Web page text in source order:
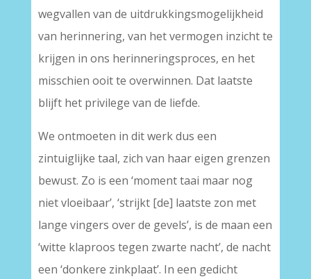
wegvallen van de uitdrukkingsmogelijkheid
van herinnering, van het vermogen inzicht te
krijgen in ons herinneringsproces, en het
misschien ooit te overwinnen. Dat laatste
blijft het privilege van de liefde.
We ontmoeten in dit werk dus een
zintuiglijke taal, zich van haar eigen grenzen
bewust. Zo is een ‘moment taai maar nog
niet vloeibaar’, ‘strijkt [de] laatste zon met
lange vingers over de gevels’, is de maan een
‘witte klaproos tegen zwarte nacht’, de nacht
een ‘donkere zinkplaat’. In een gedicht